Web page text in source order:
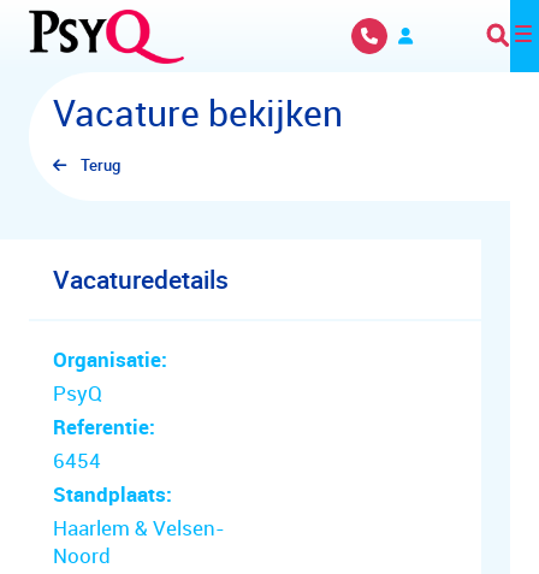
Overslaan en naar hoofdinhoud gaan
Vacature bekijken
Terug
Vacaturedetails
Organisatie:
PsyQ
Referentie:
6454
Standplaats:
Haarlem & Velsen-
Noord